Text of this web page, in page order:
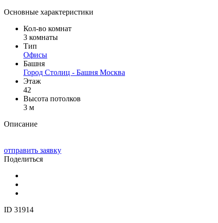
Основные характеристики
Кол-во комнат
3 комнаты
Тип
Офисы
Башня
Город Столиц - Башня Москва
Этаж
42
Высота потолков
3 м
Описание
отправить заявку
Поделиться
ID 31914